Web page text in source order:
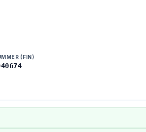
(FIN)